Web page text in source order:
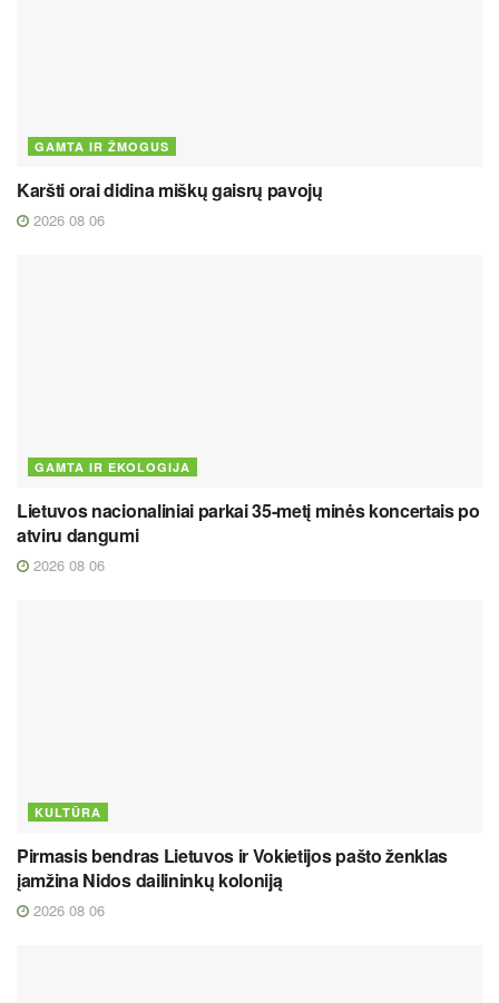
GAMTA IR ŽMOGUS
Karšti orai didina miškų gaisrų pavojų
2026 08 06
GAMTA IR EKOLOGIJA
Lietuvos nacionaliniai parkai 35-metį minės koncertais po
atviru dangumi
2026 08 06
KULTŪRA
Pirmasis bendras Lietuvos ir Vokietijos pašto ženklas
įamžina Nidos dailininkų koloniją
2026 08 06